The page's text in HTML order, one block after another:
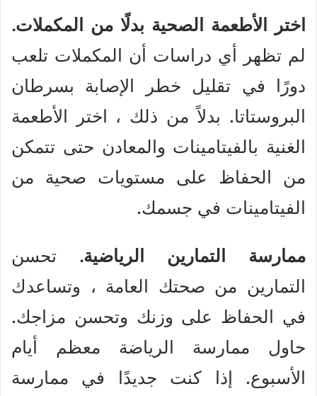
اختر الأطعمة الصحية بدلًا من المكملات.
لم تظهر أي دراسات أن المكملات تلعب
دورًا في تقليل خطر الإصابة بسرطان
البروستاتا. بدلاً من ذلك ، اختر الأطعمة
الغنية بالفيتامينات والمعادن حتى تتمكن
من الحفاظ على مستويات صحية من
الفيتامينات في جسمك.
ممارسة التمارين الرياضية. تحسن
التمارين من صحتك العامة ، وتساعدك
في الحفاظ على وزنك وتحسن مزاجك.
حاول ممارسة الرياضة معظم أيام
الأسبوع. إذا كنت جديدًا في ممارسة